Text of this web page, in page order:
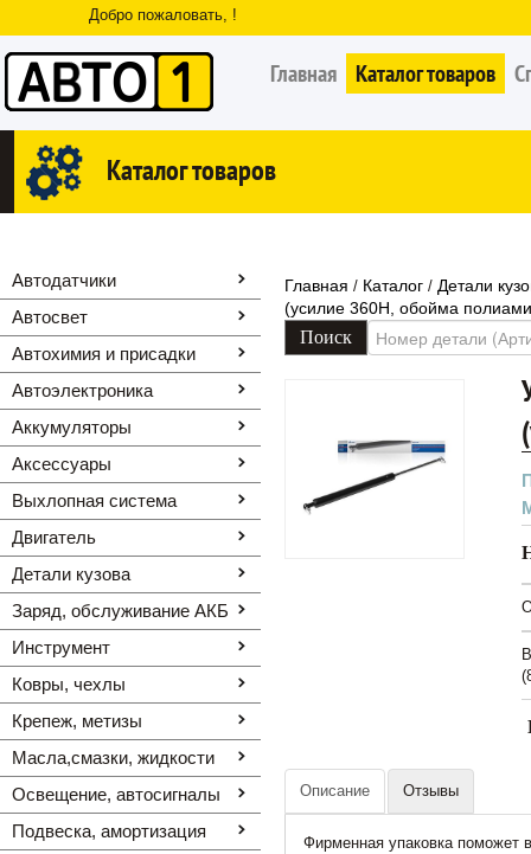
Добро пожаловать, !
Главная Каталог товаров
Каталог товаров
Автодатчики
Автосвет
Автохимия и присадки
Автоэлектроника
Аккумуляторы
Аксессуары
Выхлопная система
Двигатель
Детали кузова
Заряд, обслуживание АКБ
Инструмент
Ковры, чехлы
Крепеж, метизы
Масла,смазки, жидкости
Освещение, автоcигналы
Подвеска, амортизация
Главная / Каталог / Детали
(усилие 360Н, обойма
Описание Отзывы
Фирменная упаковка поможет